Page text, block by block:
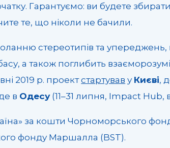
Гарантуємо: ви будете
те, що ніколи не бачили.
стереотипів та упереджень,
а також поглибить
2019 р. проектстартував у Києві,
в Одесу(11–31 липня, Impact Hub,
за кошти Чорноморського
фонду Маршалла (BST).